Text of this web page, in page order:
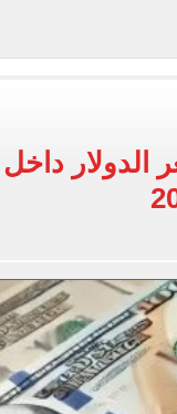
فى معسكر
تسجيل الخط باسم شخص لا
صلاح الفاخر فى
طرابزون سبور رخصة مشاركة
داخل